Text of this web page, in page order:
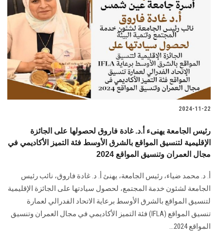
2024-11-22
رئيس الجامعة يهنىء أ.د. غادة فاروق لحصولها على الجائزة
الإقليمية لتنسيق المواقع بالشرق الأوسط فئة التميز الأكاديمي في
مجال العمران وتنسيق المواقع 2024
أ. د. محمد ضياء، رئيس الجامعة، يهنئ أ. د. غادة فاروق، نائب رئيس
الجامعة لشئون خدمة المجتمع، لحصول سيادتها على الجائزة الإقليمية
لتنسيق المواقع بالشرق الأوسط برعاية الاتحاد الفدرالي لعمارة
تنسيق المواقع (IFLA) فئة التميز الأكاديمي في مجال العمران وتنسيق
المواقع 2024...